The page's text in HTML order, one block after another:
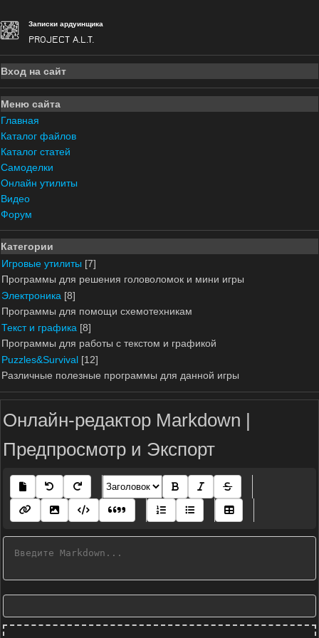
Записки ардуинщика
PROJECT A.L.T.
Вход на сайт
Меню сайта
Главная
Каталог файлов
Каталог статей
Самоделки
Онлайн утилиты
Видео
Форум
Категории
Игровые утилиты [7]
Программы для решения головоломок и мини игры
Электроника [8]
Программы для помощи схемотехникам
Текст и графика [8]
Программы для работы с текстом и графикой
Puzzles&Survival [12]
Различные полезные программы для данной игры
Онлайн-редактор Markdown |
Предпросмотр и Экспорт